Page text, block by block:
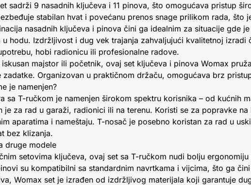
sadrži 9 nasadnih ključeva i 11 pinova, što omogućava pristup
stabilan hvat i povećanu prenos snage prilikom rada, što
nasadnih ključeva i pinova čini ga idealnim za situacije gde
u hodu. Izdržljivost i dug vek trajanja zahvaljujući kvalitetnoj izradi
hobi radionicu ili profesionalne radove.
majstor ili početnik, ovaj set ključeva i pinova Womax
zadatke. Organizovan u praktičnom držaču, omogućava brz
je namenjen?
sa T-ručkom je namenjen širokom spektru korisnika – od kućnih
je za rad u garaži, radionici ili na terenu. Koristi se za popravke
aparatima i nameštaju. T-nosač je posebno koristan za rad u
bez klizanja.
druge modele
setovima ključeva, ovaj set sa T-ručkom nudi bolju
su kompatibilni sa standardnim navrtkama i vijcima, što ga
Womax set je izrađen od izdržljivog materijala koji garantuje